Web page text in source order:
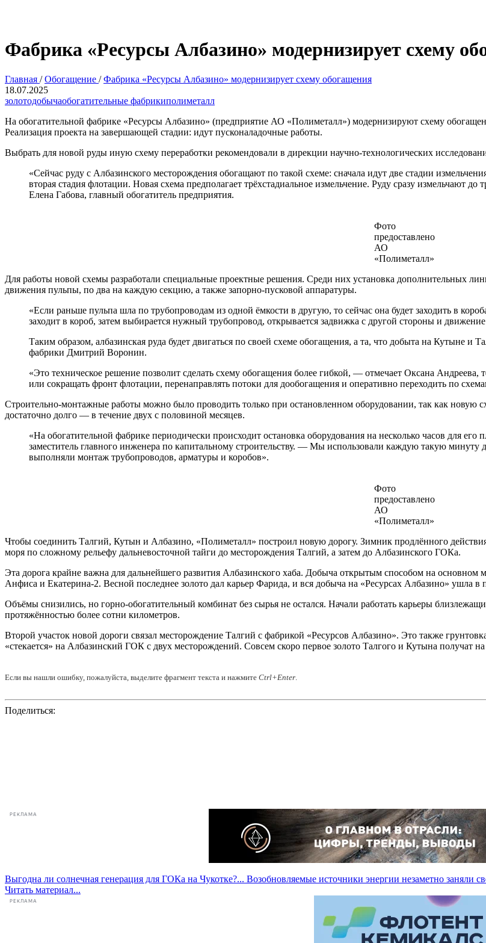
Фабрика «Ресурсы Албазино» модернизирует схему
Главная / Обогащение / Фабрика «Ресурсы Албазино» модернизирует схему обогащения
18.07.2025
золотодобычаобогатительные фабрикиполиметалл
На обогатительной фабрике «Ресурсы Албазино» (предприятие АО «Полиметалл») модернизируют схему
Реализация проекта на завершающей стадии: идут пусконаладочные работы.
Выбрать для новой руды иную схему переработки рекомендовали в дирекции научно-технологических
«Сейчас руду с Албазинского месторождения обогащают по такой схеме: сначала идут две стадии
вторая стадия флотации. Новая схема предполагает трёхстадиальное измельчение. Руду сразу измельчают
Елена Габова, главный обогатитель предприятия.
Фото
предоставлено
АО
«Полиметалл»
Для работы новой схемы разработали специальные проектные решения. Среди них установка дополнительных
движения пульпы, по два на каждую секцию, а также запорно-пусковой аппаратуры.
«Если раньше пульпа шла по трубопроводам из одной ёмкости в другую, то сейчас она будет заходить в
заходит в короб, затем выбирается нужный трубопровод, открывается задвижка с другой стороны и
Таким образом, албазинская руда будет двигаться по своей схеме обогащения, а та, что добыта на Кутыне
фабрики Дмитрий Воронин.
«Это техническое решение позволит сделать схему обогащения более гибкой, — отмечает Оксана
или сокращать фронт флотации, перенаправлять потоки для дообогащения и оперативно переходить по
Строительно-монтажные работы можно было проводить только при остановленном оборудовании, так как новую
достаточно долго — в течение двух с половиной месяцев.
«На обогатительной фабрике периодически происходит остановка оборудования на несколько часов для
заместитель главного инженера по капитальному строительству. — Мы использовали каждую такую
выполняли монтаж трубопроводов, арматуры и коробов».
Фото
предоставлено
АО
«Полиметалл»
Чтобы соединить Талгий, Кутын и Албазино, «Полиметалл» построил новую дорогу. Зимник продлённого
моря по сложному рельефу дальневосточной тайги до месторождения Талгий, а затем до Албазинского ГОКа.
Эта дорога крайне важна для дальнейшего развития Албазинского хаба. Добыча открытым способом на основном
Анфиса и Екатерина-2. Весной последнее золото дал карьер Фарида, и вся добыча на «Ресурсах Албазино» ушла в
Объёмы снизились, но горно-обогатительный комбинат без сырья не остался. Начали работать карьеры
протяжённостью более сотни километров.
Второй участок новой дороги связал месторождение Талгий с фабрикой «Ресурсов Албазино». Это также
«стекается» на Албазинский ГОК с двух месторождений. Совсем скоро первое золото Талгого и Кутына получат
Если вы нашли ошибку, пожалуйста, выделите фрагмент текста и нажмите Ctrl+Enter.
Поделиться:
РЕКЛАМА
Выгодна ли солнечная генерация для ГОКа на Чукотке?... Возобновляемые источники энергии незаметно заняли
Читать материал...
РЕКЛАМА